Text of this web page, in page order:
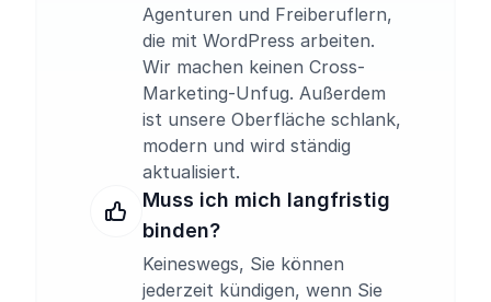
Agenturen und Freiberuflern,
die mit WordPress arbeiten.
Wir machen keinen Cross-
Marketing-Unfug. Außerdem
ist unsere Oberfläche schlank,
modern und wird ständig
aktualisiert.
Muss ich mich langfristig
binden?
Keineswegs, Sie können
jederzeit kündigen, wenn Sie